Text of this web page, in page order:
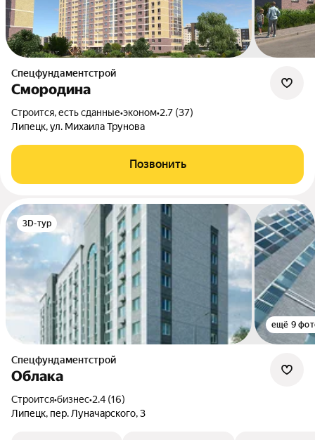
Спецфундаментстрой
Смородина
Строится, есть сданные•эконом•2.7 (37)
Липецк, ул. Михаила Трунова
Позвонить
3D-тур
ещё 9
Спецфундаментстрой
Облака
Строится•бизнес•2.4 (16)
Липецк, пер. Луначарского, 3